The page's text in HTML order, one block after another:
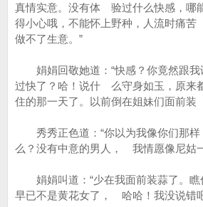
真情实意。没有体 验过什么快感，哪
得小心哦，不能怀上野种，人流时痛
做不了生意。”
娟娟回敬她道：“快感？你竟然跟我
过快了？哈！说什 么守身如玉，原来
住的那一天了。以前倒在姐妹们面前
秀秀正色道：“你以为我像你们那样
么？没有中意的男人， 我情愿像尼姑
娟娟叫道：“少在我面前装蒜了。瞧
早已不是黄花女了， 哈哈！我没说错